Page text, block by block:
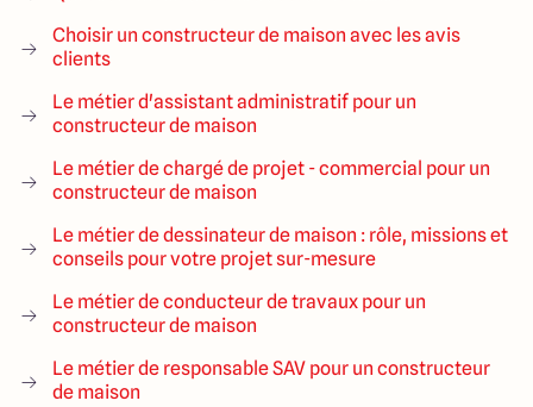
Choisir un constructeur de maison avec les avis
clients
Le métier d'assistant administratif pour un
constructeur de maison
Le métier de chargé de projet - commercial pour un
constructeur de maison
Le métier de dessinateur de maison : rôle, missions et
conseils pour votre projet sur-mesure
Le métier de conducteur de travaux pour un
constructeur de maison
Le métier de responsable SAV pour un constructeur
de maison